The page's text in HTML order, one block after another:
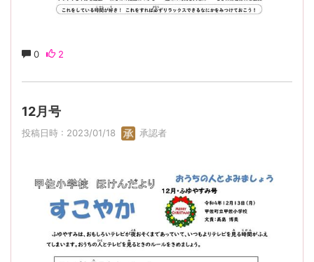
0 2
12月号
投稿日時 : 2023/01/18 承認者